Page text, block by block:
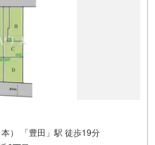
） 「豊田」駅 徒歩19分